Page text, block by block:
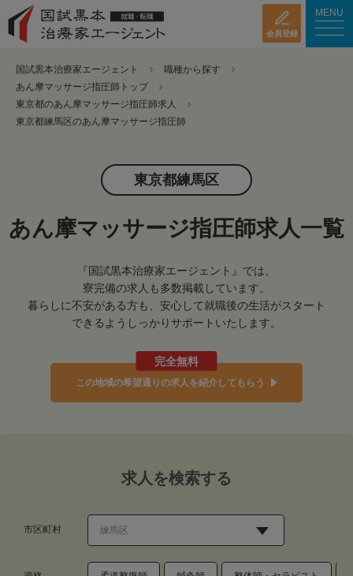
会員登録
MENU
国試黒本治療家エージェント
職種から探す
あん摩マッサージ指圧師トップ
東京都のあん摩マッサージ指圧師求人
東京都練馬区のあん摩マッサージ指圧師
東京都練馬区
あん摩マッサージ指圧師求人一覧
『国試黒本治療家エージェント』では、
寮完備の求人も多数掲載しています。
暮らしに不安がある方も、安心して就職後の生活がスタート
できるようしっかりサポートいたします。
完全無料
この地域の希望通りの求人を紹介してもらう
求人を検索する
市区町村